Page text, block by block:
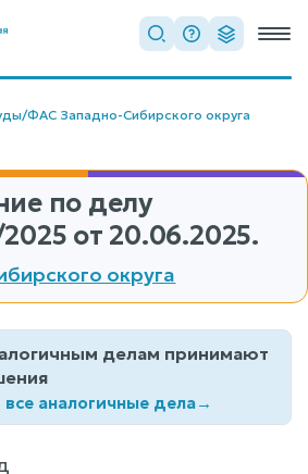
/ФАС Западно-Сибирского округа
по делу
от 20.06.2025.
округа
делам принимают
аналогичные дела→